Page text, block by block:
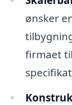
ønsker
firmaet